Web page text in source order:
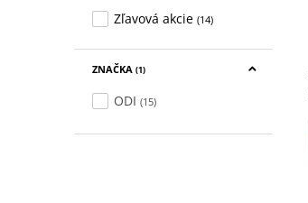
Zľavová akcie (14)
ZNAČKA (1)
ODI (15)